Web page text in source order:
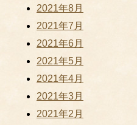
2021年8月
2021年7月
2021年6月
2021年5月
2021年4月
2021年3月
2021年2月